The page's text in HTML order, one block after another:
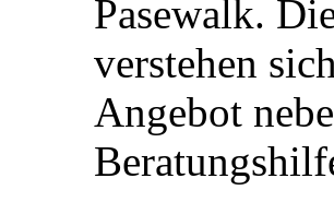
Pasewalk.
verstehen
Angebot